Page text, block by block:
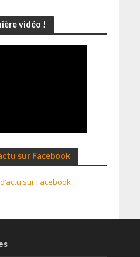
vidéo !
sur Facebook
sur Facebook